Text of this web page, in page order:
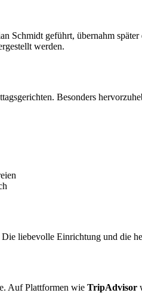
geführt, übernahm
werden.
Besonders
liebevolle Einrichtung und die
Auf Plattformen wie TripAdvisor